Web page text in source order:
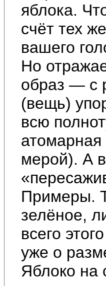
яблока.
счёт тех
вашего
Но
образ — с
(вещь)
всю
атомарная
мерой). А
Примеры.
зелёное,
всего
уже о
Яблоко на